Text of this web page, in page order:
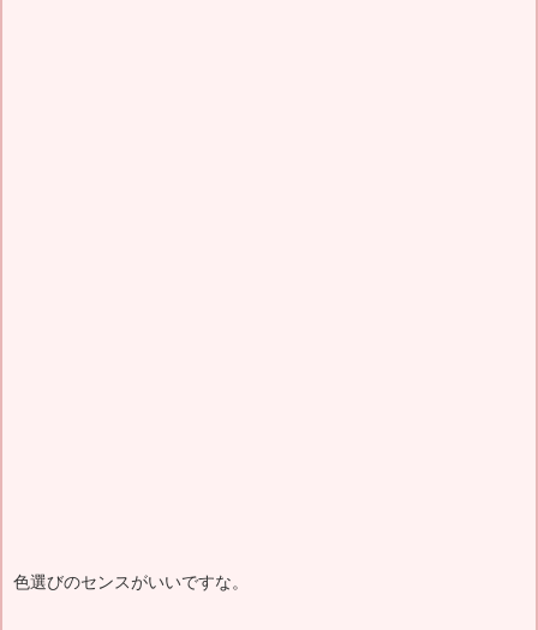
色選びのセンスがいいですな。